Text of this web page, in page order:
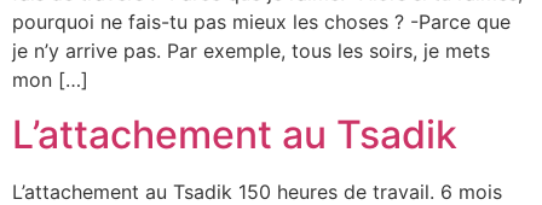
pourquoi ne fais-tu pas mieux les choses ? -Parce que
je n’y arrive pas. Par exemple, tous les soirs, je mets
mon […]
L’attachement au Tsadik
L’attachement au Tsadik 150 heures de travail. 6 mois